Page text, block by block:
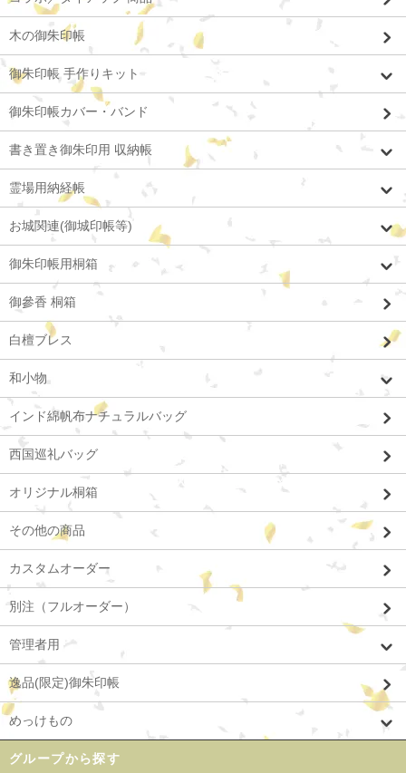
木の御朱印帳
御朱印帳 手作りキット
御朱印帳カバー・バンド
書き置き御朱印用 収納帳
霊場用納経帳
お城関連(御城印帳等)
御朱印帳用桐箱
御參香 桐箱
白檀ブレス
和小物
インド綿帆布ナチュラルバッグ
西国巡礼バッグ
オリジナル桐箱
その他の商品
カスタムオーダー
別注（フルオーダー）
管理者用
逸品(限定)御朱印帳
めっけもの
グループから探す